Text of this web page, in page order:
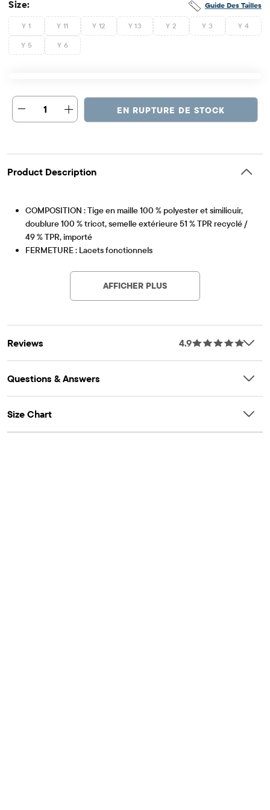
Guide Des Tailles
Size:
Y 1 Y 11 Y 12 Y 13 Y 2 Y 3 Y 4
Y 5 Y 6
1 EN RUPTURE DE STOCK
Product Description
COMPOSITION : Tige en maille 100 % polyester et similicuir,
doublure 100 % tricot, semelle extérieure 51 % TPR recyclé /
49 % TPR, importé
FERMETURE : Lacets fonctionnels
Faisant partie de notre collection shoePLACE®
AFFICHER PLUS
Reviews 4.9
Questions & Answers
Size Chart